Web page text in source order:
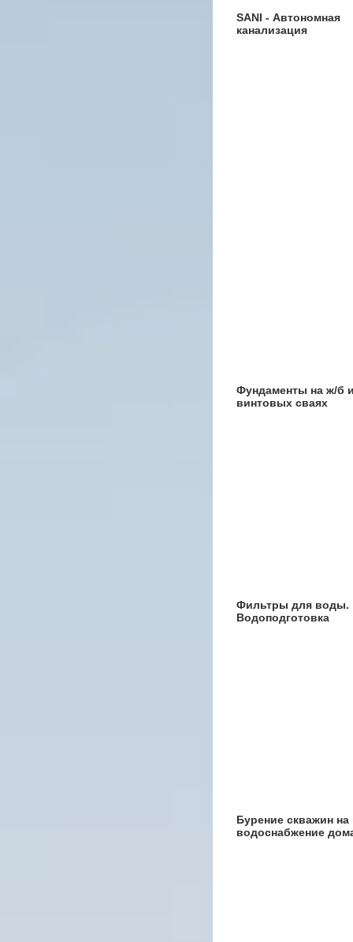
SANI - Автономная
канализация
Фундаменты на ж/б
винтовых сваях
Фильтры для воды.
Водоподготовка
Бурение скважин на
водоснабжение